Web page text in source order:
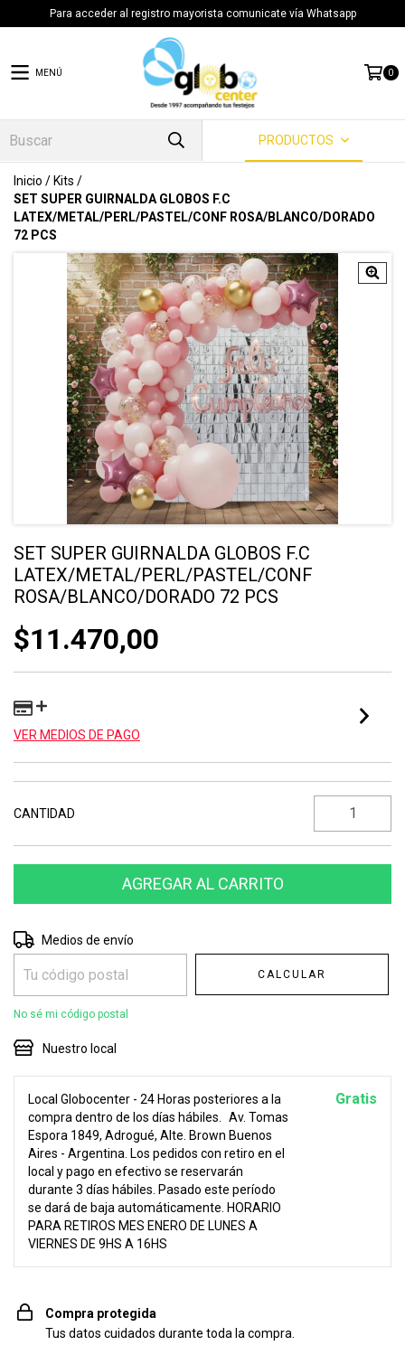
Para acceder al registro mayorista comunicate vía Whatsapp
MENÚ 0
PRODUCTOS
Inicio / Kits /
SET SUPER GUIRNALDA GLOBOS F.C
LATEX/METAL/PERL/PASTEL/CONF ROSA/BLANCO/DORADO
72 PCS
SET SUPER GUIRNALDA GLOBOS F.C
LATEX/METAL/PERL/PASTEL/CONF
ROSA/BLANCO/DORADO 72 PCS
$11.470,00
VER MEDIOS DE PAGO
CANTIDAD
Entregas para el CP:
Medios de envío
CALCULAR
No sé mi código postal
Nuestro local
Local Globocenter - 24 Horas posteriores a la
compra dentro de los días hábiles.
Av. Tomas
Espora 1849, Adrogué, Alte. Brown Buenos
Aires - Argentina. Los pedidos con retiro en el
local y pago en efectivo se reservarán
durante 3 días hábiles. Pasado este período
se dará de baja automáticamente. HORARIO
PARA RETIROS MES ENERO DE LUNES A
VIERNES DE 9HS A 16HS
Gratis
Compra protegida
Tus datos cuidados durante toda la compra.